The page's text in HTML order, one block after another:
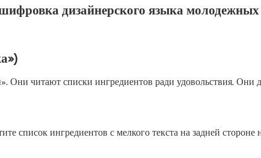
Они читают списки ингредиентов ради удовольствия. Они
список ингредиентов с мелкого текста на задней стороне